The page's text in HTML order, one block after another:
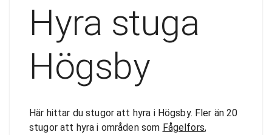
Hyra stuga
Högsby
Här hittar du stugor att hyra i Högsby. Fler än 20
stugor att hyra i områden som Fågelfors,